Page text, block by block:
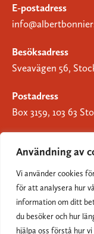
Användning av
Vi använder cookies
för att analysera hur
information om ditt
du besöker och hur
hjälpa oss förstå hur
E-postadress
Besöksadress
Sveavägen 56,
Postadress
Box 3159, 103 63